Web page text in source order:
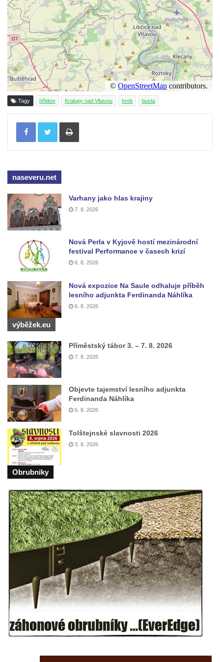
Hrob rodiny Žemličkovy na hřbitově v Lužici
Hrob Emmy Veidl na hřbitově v Lužici
Hrob rodiny Tropschuh na hřbitově v Lužici
Hrob faráře Josef Ottla na hřbitově v
Kozlech
Hrob rodiny Cífkovy na hřbitově v Kozlech
Hrobka rodiny Fuchs u papírny v České
Hrob Zdeňka Nedvěda na hřbitově ve
hřbitově ve Sloupu v Čechách
Pěnčína
Hrob rodiny Hübner na hřbitově v Krásné u
Pěnčína
Hrob rodiny Kundlatsch-Lucke na hřbitově v
Krásné u Pěnčína
Hrob Jana Kačera na hřbitově v Želkovicích
Hrob Friedricha Hoffmanna na hřbitově v
Šumburku nad Desnou – Tanvaldu
Hrob rodiny Dulde na hřbitově v Šumburku
nad Desnou – Tanvaldu
Hrob manželů Stumpe na hřbitově v
Šumburku nad Desnou – Tanvaldu
Hrob Waltera Pochmanna na hřbitově v
Šumburku nad Desnou – Tanvaldu
Hrob rodiny Pochmannových na hřbitově v
Šumburku nad Desnou – Tanvaldu
Hrob Oskara Josefa Heyera na hřbitově ve
Starých Křečanech
Hrob Marie Jakschové na hřbitově v Dubé
Hrob Františka Hroudy na hřbitově v Dubé
Hrob Erharda Dittricha na hřbitově ve
Velkém Šenově
Hrob Roberta Hitmana na hřbitově ve
Velkém Šenově
Hrob rodiny Sochorových na hřbitově v
Hrob Adolfa Suchého na hřbitově v
Cítolibech
Cítolibech
Tagy hřbitov Kralupy nad Vltavou hrob busta
Tisknout
naseveru.net
Varhany jako hlas krajiny
7. 8. 2026
Nová Perla v Kyjově hostí mezinárodní
festival Performance v časech krizí
6. 8. 2026
Nová expozice Na Saule odhaluje příběh
lesního adjunkta Ferdinanda Náhlíka
6. 8. 2026
výběžek.eu
Příměstský tábor 3. – 7. 8. 2026
7. 8. 2026
Objevte tajemství lesního adjunkta
Ferdinanda Náhlíka
6. 8. 2026
Tolštejnské slavnosti 2026
3. 8. 2026
Obrubniky